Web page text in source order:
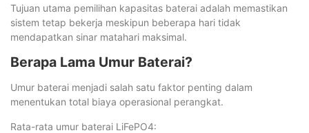
Tujuan utama pemilihan kapasitas baterai adalah memastikan
sistem tetap bekerja meskipun beberapa hari tidak
mendapatkan sinar matahari maksimal.
Berapa Lama Umur Baterai?
Umur baterai menjadi salah satu faktor penting dalam
menentukan total biaya operasional perangkat.
Rata-rata umur baterai LiFePO4: